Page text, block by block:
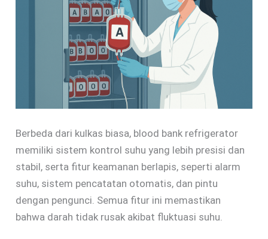
Berbeda dari kulkas biasa, blood bank refrigerator
memiliki sistem kontrol suhu yang lebih presisi dan
stabil, serta fitur keamanan berlapis, seperti alarm
suhu, sistem pencatatan otomatis, dan pintu
dengan pengunci. Semua fitur ini memastikan
bahwa darah tidak rusak akibat fluktuasi suhu.